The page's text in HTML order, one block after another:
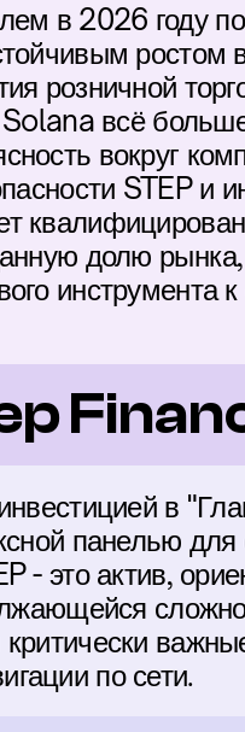
в 2026 году
ростом
розничной
всё
вокруг
STEP и
долю
инструмента
в
панелью для
- это актив,
по сети.